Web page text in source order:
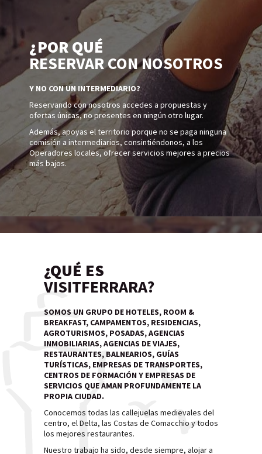
¿POR QUÉ
RESERVAR CON NOSOTROS
Y NO CON UN INTERMEDIARIO?
Reservando con nosotros accedes a propuestas y
ofertas únicas, no presentes en ningún otro lugar.
Además, apoyas el territorio porque no se paga ninguna
comisión a intermediarios, consintiéndonos, a los
Operadores locales, ofrecer servicios mejores a precios
más bajos.
¿QUÉ ES
VISITFERRARA?
SOMOS UN GRUPO DE HOTELES, ROOM &
BREAKFAST, CAMPAMENTOS, RESIDENCIAS,
AGROTURISMOS, POSADAS, AGENCIAS
INMOBILIARIAS, AGENCIAS DE VIAJES,
RESTAURANTES, BALNEARIOS, GUÍAS
TURÍSTICAS, EMPRESAS DE TRANSPORTES,
CENTROS DE FORMACIÓN Y EMPRESAS DE
SERVICIOS QUE AMAN PROFUNDAMENTE LA
PROPIA CIUDAD.
Conocemos todas las callejuelas medievales del
centro, el Delta, las Costas de Comacchio y todos
los mejores restaurantes.
Nuestro trabajo ha sido, desde siempre, alojar a